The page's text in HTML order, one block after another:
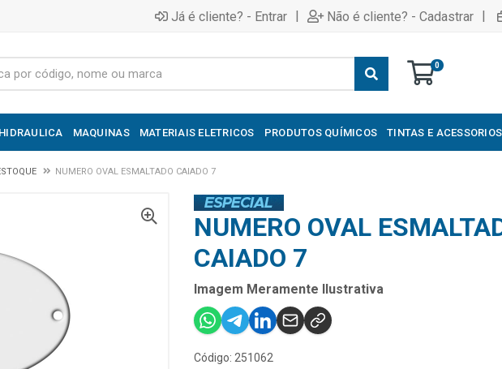
Já é cliente? - Entrar | Não é cliente? - Cadastrar |
0
HIDRAULICA MAQUINAS MATERIAIS ELETRICOS PRODUTOS QUÍMICOS TINTAS E ACESSORIOS
NUMERO OVAL ESMALTADO CAIADO 7
NUMERO OVAL
CAIADO 7
Imagem Meramente Ilustrativa
Código: 251062